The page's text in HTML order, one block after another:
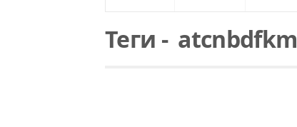
Теги -atcnbdfkm